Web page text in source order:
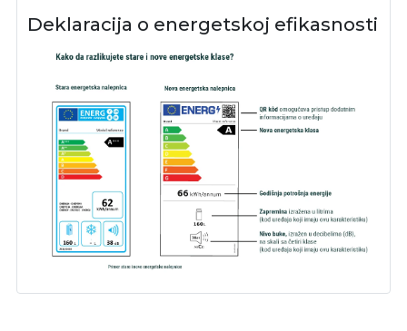
Deklaracija o energetskoj efikasnosti